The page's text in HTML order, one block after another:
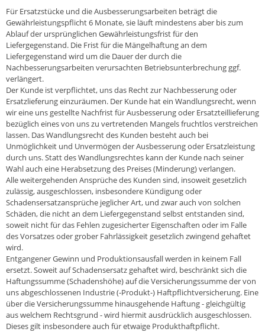
Für Ersatzstücke und die Ausbesserungsarbeiten beträgt die
Gewährleistungspflicht 6 Monate, sie läuft mindestens aber bis zum
Ablauf der ursprünglichen Gewährleistungsfrist für den
Liefergegenstand. Die Frist für die Mängelhaftung an dem
Liefergegenstand wird um die Dauer der durch die
Nachbesserungsarbeiten verursachten Betriebsunterbrechung ggf.
verlängert.
Der Kunde ist verpflichtet, uns das Recht zur Nachbesserung oder
Ersatzlieferung einzuräumen. Der Kunde hat ein Wandlungsrecht, wenn
wir eine uns gestellte Nachfrist für Ausbesserung oder Ersatzteillieferung
bezüglich eines von uns zu vertretenden Mangels fruchtlos verstreichen
lassen. Das Wandlungsrecht des Kunden besteht auch bei
Unmöglichkeit und Unvermögen der Ausbesserung oder Ersatzleistung
durch uns. Statt des Wandlungsrechtes kann der Kunde nach seiner
Wahl auch eine Herabsetzung des Preises (Minderung) verlangen.
Alle weitergehenden Ansprüche des Kunden sind, insoweit gesetzlich
zulässig, ausgeschlossen, insbesondere Kündigung oder
Schadensersatzansprüche jeglicher Art, und zwar auch von solchen
Schäden, die nicht an dem Liefergegenstand selbst entstanden sind,
soweit nicht für das Fehlen zugesicherter Eigenschaften oder im Falle
des Vorsatzes oder grober Fahrlässigkeit gesetzlich zwingend gehaftet
wird.
Entgangener Gewinn und Produktionsausfall werden in keinem Fall
ersetzt. Soweit auf Schadensersatz gehaftet wird, beschränkt sich die
Haftungssumme (Schadenshöhe) auf die Versicherungssumme der von
uns abgeschlossenen Industrie (-Produkt-) Haftpflichtversicherung. Eine
über die Versicherungssumme hinausgehende Haftung - gleichgültig
aus welchem Rechtsgrund - wird hiermit ausdrücklich ausgeschlossen.
Dieses gilt insbesondere auch für etwaige Produkthaftpflicht.